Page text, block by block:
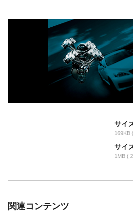
サイ
169KB
サイ
1MB
関連コンテンツ